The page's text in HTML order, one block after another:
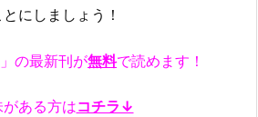
にしましょう！
の最新刊が無料で読めます！
ある方はコチラ↓